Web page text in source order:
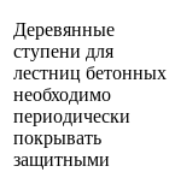
Деревянные
ступени для
лестниц бетонных
необходимо
периодически
покрывать
защитными